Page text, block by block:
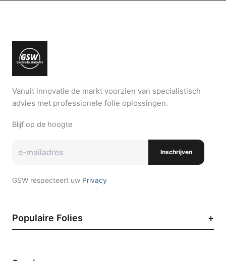
Vanuit innovatie de markt voorzien van specialistisch
advies met professionele folie oplossingen.
Blijf op de hoogte
Inschrijven
GSW respecteert uw Privacy
Populaire Folies